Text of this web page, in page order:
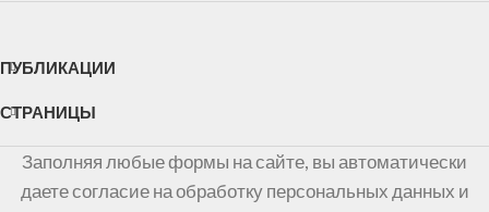
ПУБЛИКАЦИИ
СТРАНИЦЫ
Заполняя любые формы на сайте, вы автоматически
даете согласие на обработку персональных данных и